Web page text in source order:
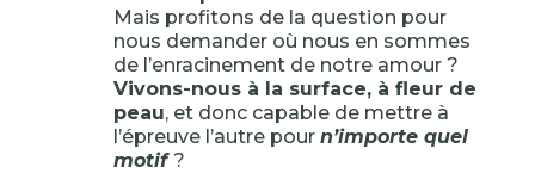
Mais profitons de la question pour
nous demander où nous en sommes
de l’enracinement de notre amour ?
Vivons-nous à la surface, à fleur de
peau, et donc capable de mettre à
l’épreuve l’autre pour n’importe quel
motif?